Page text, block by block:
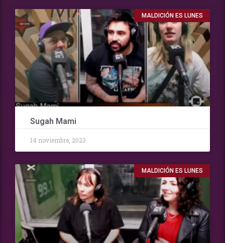
MALDICIÓN ES LUNES
Sugah Mami
14 noviembre, 2023
MALDICIÓN ES LUNES